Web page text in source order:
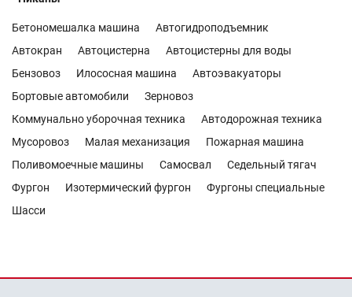
Бетономешалка машина
Автогидроподъемник
Автокран
Автоцистерна
Автоцистерны для воды
Бензовоз
Илососная машина
Автоэвакуаторы
Бортовые автомобили
Зерновоз
Коммунально уборочная техника
Автодорожная техника
Мусоровоз
Малая механизация
Пожарная машина
Поливомоечные машины
Самосвал
Седельный тягач
Фургон
Изотермический фургон
Фургоны специальные
Шасси